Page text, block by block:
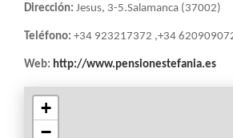
Dirección: Jesus, 3-5.Salamanca (37002)
Teléfono: +34 923217372 ,+34
Web: http://www.pensionestefania.es
+
−